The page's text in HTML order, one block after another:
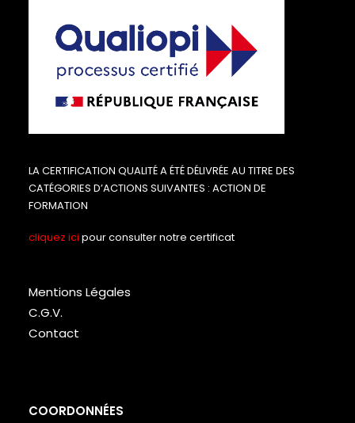
LA CERTIFICATION QUALITÉ A ÉTÉ DÉLIVRÉE AU TITRE DES
CATÉGORIES D’ACTIONS SUIVANTES : ACTION DE
FORMATION
cliquez ici pour consulter notre certificat
Mentions Légales
C.G.V.
Contact
COORDONNÉES